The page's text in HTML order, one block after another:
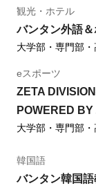
観光・ホテル
バンタン外語
大学部・専門部
eスポーツ
ZETA
POWERED BY
大学部・専門部
韓国語
バンタン韓国